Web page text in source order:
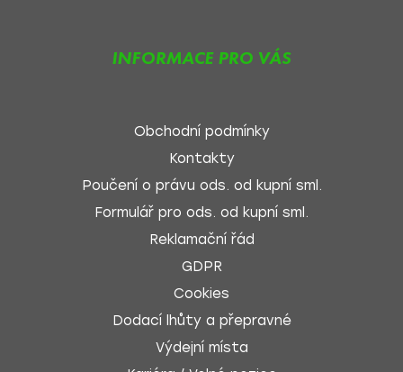
INFORMACE PRO VÁS
Obchodní podmínky
Kontakty
Poučení o právu ods. od kupní sml.
Formulář pro ods. od kupní sml.
Reklamační řád
GDPR
Cookies
Dodací lhůty a přepravné
Výdejní místa